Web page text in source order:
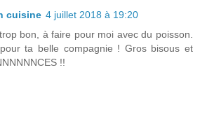
cuisine 4 juillet 2018 à 19:20
bon, à faire pour moi avec du poisson.
ta belle compagnie ! Gros bisous et
!!